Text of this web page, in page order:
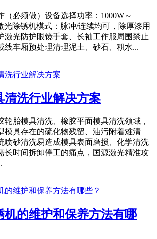
（必须做）设备选择功率：1000W～
光除锈机模式：脉冲/连续均可，除厚漆用
激光防护眼镜手套、长袖工作服周围禁止
线车厢预处理清理泥土、砂石、积水...
清洗行业解决方案
轮胎模具清洗、橡胶平面模具清洗领域，
模具存在的硫化物残留、油污附着难清
喷砂清洗易造成模具表面磨损、化学清洗
长时间拆卸停工的痛点，国源激光精准攻
机的维护和保养方法有哪